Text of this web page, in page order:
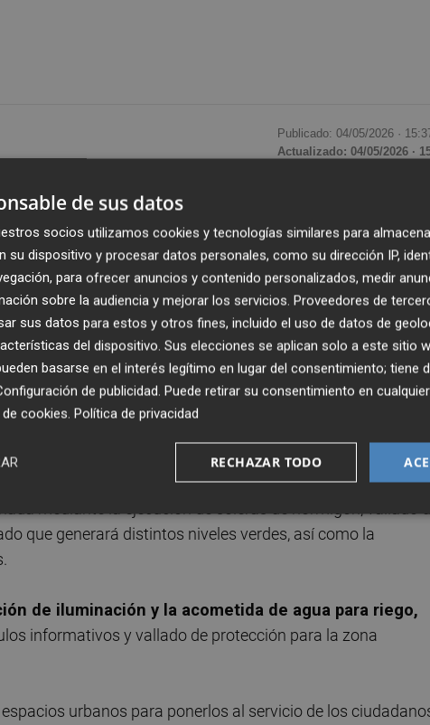
Publicado: 04/05/2026 ·
Actualizado: 04/05/2026 ·
de un solarubicado en la glorieta de la iglesia de
degradado enuna zona verde integrada en el
de Lorca, contempla la adecuación de un solar
a mejorar la imagen urbana y reforzar el
al Castillo de Lorca.
a 28.203,78 euros, con un plazo de ejecución
actuaciones previas como desbroce, movimiento de
granular y supervisión arqueológica. Posteriormente, se
mediante la ejecución de soleras de hormigón, vallado
que generará distintos niveles verdes, así como la
de iluminación y la acometida de agua para riego,
informativos y vallado de protección para la zona
urbanos para ponerlos al servicio de los
de sus datos
socios utilizamos cookies y tecnologías similares para
su dispositivo y procesar datos personales, como su dirección IP,
para ofrecer anuncios y contenido personalizados, medir
sobre la audiencia y mejorar los servicios. Proveedores de
sus datos para estos y otros fines, incluido el uso de datos de
del dispositivo. Sus elecciones se aplican solo a este sitio
basarse en el interés legítimo en lugar del consentimiento; tiene
de publicidad. Puede retirar su consentimiento en
cookies. Política de privacidad
RECHAZAR TODO